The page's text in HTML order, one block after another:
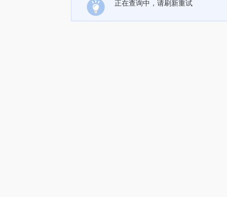
正在查询中，请刷新重试